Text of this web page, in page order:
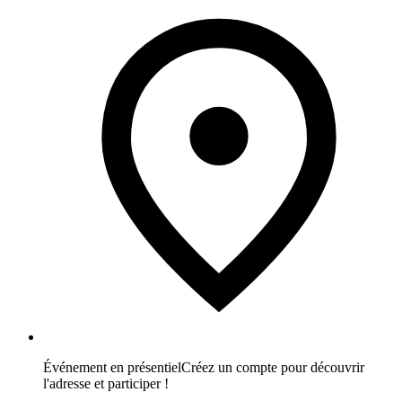
Événement en présentielCréez un compte pour découvrir
l'adresse et participer !